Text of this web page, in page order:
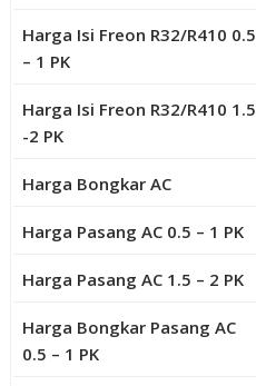
Harga Isi Freon R32/R410 0.5
– 1 PK
Harga Isi Freon R32/R410 1.5
-2 PK
Harga Bongkar AC
Harga Pasang AC 0.5 – 1 PK
Harga Pasang AC 1.5 – 2 PK
Harga Bongkar Pasang AC
0.5 – 1 PK